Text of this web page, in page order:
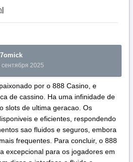
|
сентября 2025
por o 888 Casino, e
de cassino. Ha uma infinidade de
slots de ultima geracao. Os
e eficientes, respondendo
sao fluidos e seguros, embora
frequentes. Para concluir, o 888
excepcional para os jogadores em